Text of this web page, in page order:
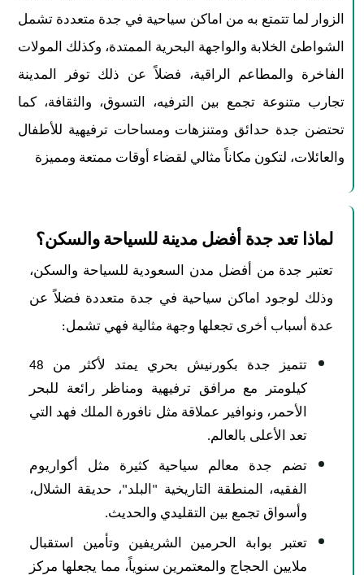
الزوار لما تتمتع به من اماكن سياحية في جدة متعددة تشمل
الشواطئ الخلابة والواجهة البحرية الممتدة، وكذلك المولات
الفاخرة والمطاعم الراقية، فضلاً عن ذلك توفر المدينة
تجارب متنوعة تجمع بين الترفيه، التسوق، والثقافة، كما
تحتضن جدة حدائق ومتنزهات ومساحات ترفيهية للأطفال
والعائلات، لتكون مكاناً مثالي لقضاء أوقات ممتعة ومميزة
لماذا تعد جدة أفضل مدينة للسياحة والسكن؟
تعتبر جدة من أفضل مدن السعودية للسياحة والسكن،
وذلك لوجود اماكن سياحية في جدة متعددة فضلاً عن
عدة أسباب أخرى تجعلها وجهة مثالية فهي تشمل:
تتميز جدة بكورنيش بحري يمتد لأكثر من 48
كيلومتر مع مرافق ترفيهية ومناظر رائعة للبحر
الأحمر، ونوافير عملاقة مثل نافورة الملك فهد التي
تعد الأعلى بالعالم.
تضم جدة معالم سياحية كثيرة مثل أكواريوم
الفقيه، المنطقة التاريخية "البلد"، حديقة الشلال،
وأسواق تجمع بين التقليدي والحديث.
تعتبر بوابة الحرمين الشريفين وتأمين استقبال
ملايين الحجاج والمعتمرين سنوياً، مما يجعلها مركز